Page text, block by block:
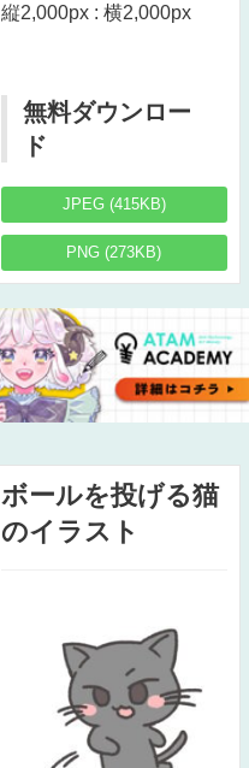
縦2,000px : 横2,000px
無料ダウンロー
ド
JPEG (415KB)
PNG (273KB)
ボールを投げる猫
のイラスト